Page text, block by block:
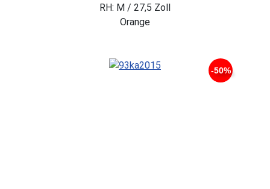
RH: M / 27,5 Zoll
Orange
-50%